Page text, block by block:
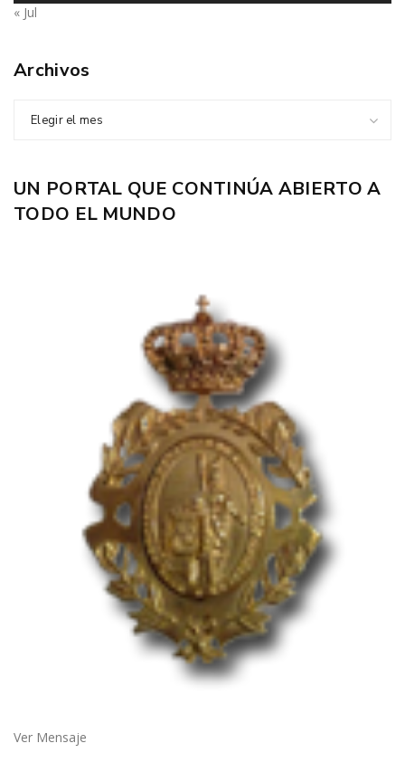
« Jul
Archivos
Elegir el mes
UN PORTAL QUE CONTINÚA ABIERTO A
TODO EL MUNDO
Ver Mensaje